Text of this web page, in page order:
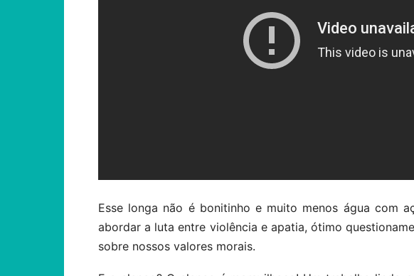
Esse longa não é bonitinho e muito menos água com
abordar a luta entre violência e apatia, ótimo
sobre nossos valores morais.